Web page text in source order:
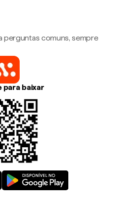
perguntas comuns, sempre
para baixar